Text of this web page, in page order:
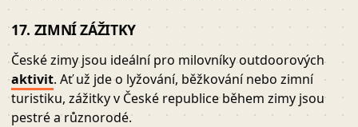
17. ZIMNÍ ZÁŽITKY
České zimy jsou ideální pro milovníky outdoorových
aktivit. Ať už jde o lyžování, běžkování nebo zimní
turistiku, zážitky v České republice během zimy jsou
pestré a různorodé.